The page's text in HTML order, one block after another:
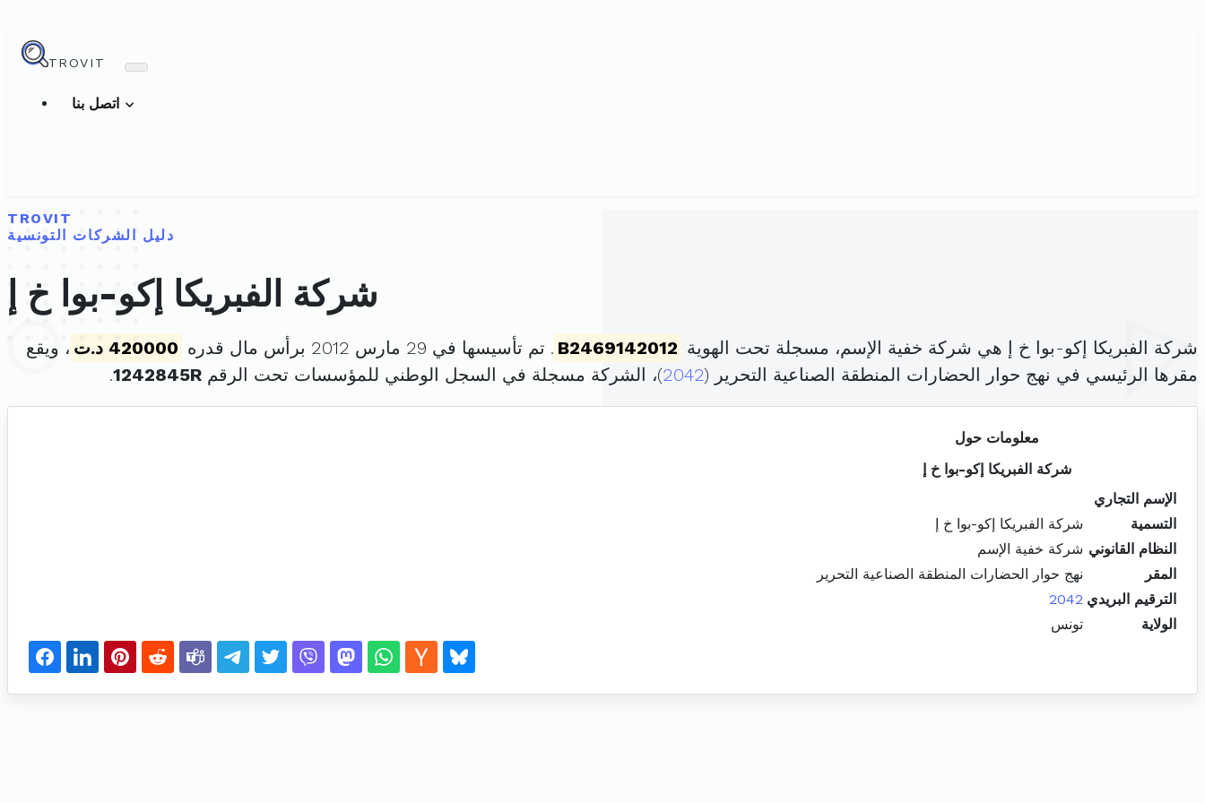
TROVIT
TROVIT
دليل الشركات التونسية
شركة الفبريكا إكو-بوا خ إ
شركة الفبريكا إكو-بوا خ إ هي شركة خفية الإسم، مسجلة تحت الهوية B2469142012 . تم تأسيسها في 29 مارس 2012 برأس مال قدره 420000 د.ت
، ويقع
مقرها الرئيسي في نهج حوار الحضارات المنطقة الصناعية التحرير (2042)، الشركة مسجلة في السجل الوطني للمؤسسات تحت الرقم 1242845R
.
معلومات حول
شركة الفبريكا إكو-بوا خ إ
الإسم التجاري
التسمية
شركة الفبريكا إكو-بوا خ إ
النظام القانوني شركة خفية الإسم
المقر
نهج حوار الحضارات المنطقة الصناعية التحرير
الترقيم البريدي 2042
الولاية
تونس